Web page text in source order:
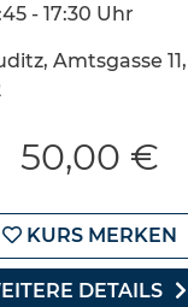
- 17:30 Uhr
Amtsgasse
50,00 €
KURS MERKEN
DETAILS